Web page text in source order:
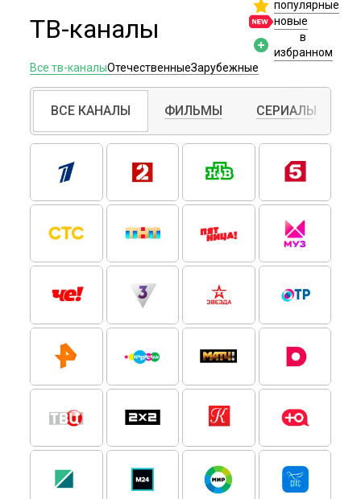
ТВ-каналы
Все тв-каналыОтечественныеЗарубежные
популярные
новые
в
избранном
ВСЕ КАНАЛЫ ФИЛЬМЫ СЕРИАЛЫ